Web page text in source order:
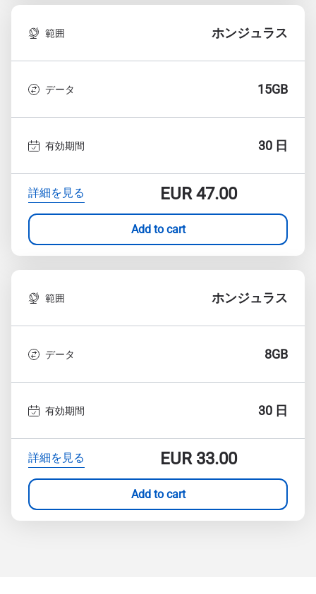
範囲 ホンジュラス
データ 15GB
有効期間 30 日
詳細を見る EUR47.00
Add to cart
範囲 ホンジュラス
データ 8GB
有効期間 30 日
詳細を見る EUR33.00
Add to cart